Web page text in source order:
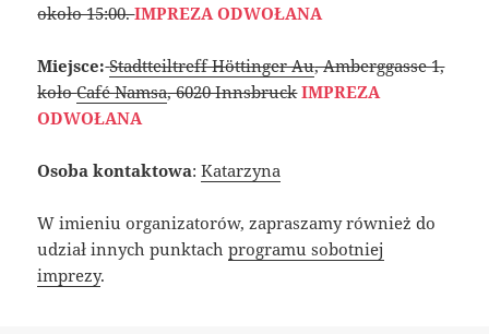
około 15:00.IMPREZA ODWOŁANA
Miejsce: Stadtteiltreff Höttinger Au, Amberggasse 1,
kołoCafé Namsa, 6020 Innsbruck IMPREZA
ODWOŁANA
Osoba kontaktowa:Katarzyna
W imieniu organizatorów, zapraszamy również do
udział innych punktachprogramu sobotniej
imprezy.